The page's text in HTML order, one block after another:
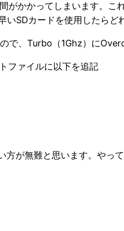
がかかってしまいます。
SDカードを使用したらど
で、Turbo（1Ghz）に
ファイルに以下を追記
方が無難と思います。やっ